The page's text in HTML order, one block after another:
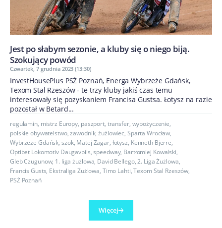
Jest po słabym sezonie, a kluby się o niego biją.
Szokujący powód
Czwartek, 7 grudnia 2023 (13:30)
InvestHousePlus PSŻ Poznań, Energa Wybrzeże Gdańsk,
Texom Stal Rzeszów - te trzy kluby jakiś czas temu
interesowały się pozyskaniem Francisa Gustsa. Łotysz na razie
pozostał w Betard...
regulamin, mistrz Europy, paszport, transfer, wypożyczenie,
polskie obywatelstwo,zawodnik,żużlowiec, Sparta Wrocław,
Wybrzeże Gdańsk, szok, Matej Zagar, łotysz, Kenneth Bjerre,
Optibet Lokomotiv Daugavpils,speedway, Bartłomiej Kowalski,
Gleb Czugunow, 1. liga żużlowa, David Bellego,2. Liga Żużlowa,
Francis Gusts, Ekstraliga Żużlowa, Timo Lahti,Texom Stal Rzeszów,
PSŻ Poznań
Więcej